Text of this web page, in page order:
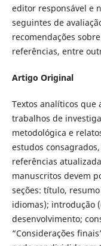
editor responsável e
seguintes de
recomendações
referências, entre
Artigo Original
Textos analíticos
trabalhos de
metodológica e
estudos
referências
manuscritos devem
seções: título,
idiomas); introdução
desenvolvimento;
“Considerações